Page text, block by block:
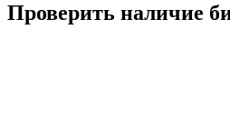
Проверить наличие